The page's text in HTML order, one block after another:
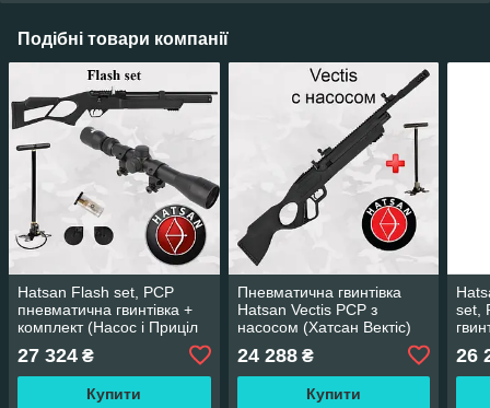
Подібні товари компанії
Hatsan Flash set, PCP
пневматична гвинтівка +
комплект (Насос і Приціл
4х32) (Хатсан Флеш Сет)
27 324 ₴
Купити
Пневматична гвинтівка
Hatsan Vectis PCP з
насосом (Хатсан Вектіс)
24 288₴
Купити
set,
26